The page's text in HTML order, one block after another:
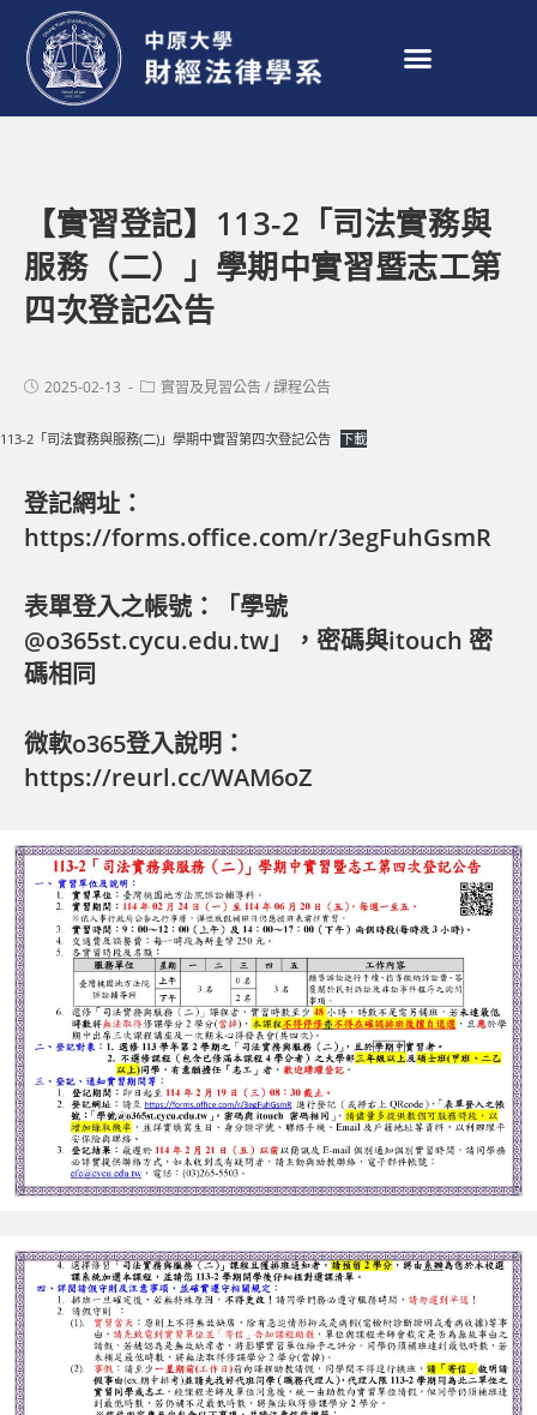
【實習登記】113-2「司法實務與
服務（二）」學期中實習暨志工第
四次登記公告
2025-02-13 實習及見習公告/課程公告
113-2「司法實務與服務(二)」學期中實習第四次登記公告 下載
登記網址：
https://forms.office.com/r/3egFuhGsmR
表單登入之帳號：「學號
@o365st.cycu.edu.tw」，密碼與itouch 密
碼相同
微軟o365登入說明：
https://reurl.cc/WAM6oZ